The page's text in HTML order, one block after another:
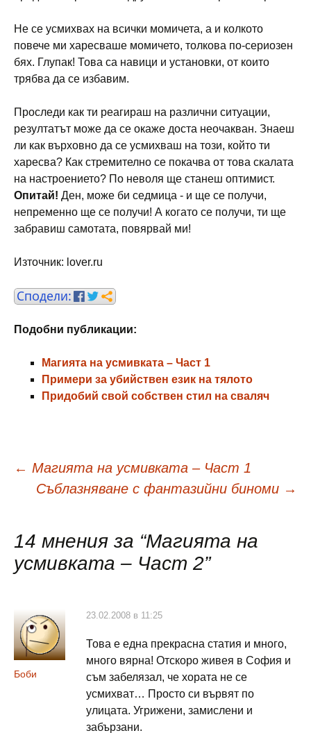
Не се усмихвах на всички момичета, а и колкото
повече ми харесваше момичето, толкова по-сериозен
бях. Глупак! Това са навици и установки, от които
трябва да се избавим.
Проследи как ти реагираш на различни ситуации,
резултатът може да се окаже доста неочакван. Знаеш
ли как върховно да се усмихваш на този, който ти
харесва? Как стремително се покачва от това скалата
на настроението? По неволя ще станеш оптимист.
Опитай! Ден, може би седмица - и ще се получи,
непременно ще се получи! А когато се получи, ти ще
забравиш самотата, повярвай ми!
Източник: lover.ru
Подобни публикации:
Магията на усмивката – Част 1
Примери за убийствен език на тялото
Придобий свой собствен стил на сваляч
Навигация
публикациите
← Магията на усмивката – Част 1
Съблазняване с фантазийни биноми →
14 мнения за “Магията на
усмивката – Част 2”
Боби
23.02.2008 в 11:25
Това е една прекрасна статия и много,
много вярна! Отскоро живея в София и
съм забелязал, че хората не се
усмихват… Просто си вървят по
улицата. Угрижени, замислени и
забързани.